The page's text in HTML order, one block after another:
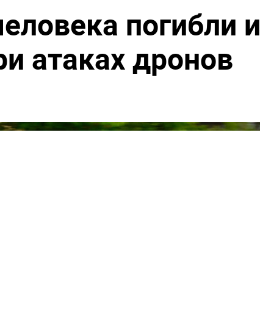
погибли и
атаках дронов